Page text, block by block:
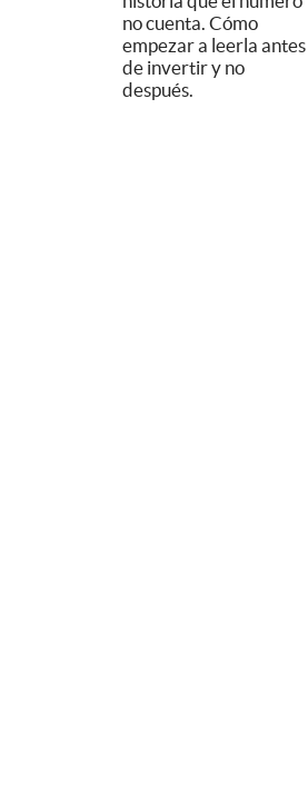
no cuenta. Cómo
empezar a leerla antes
de invertir y no
después.